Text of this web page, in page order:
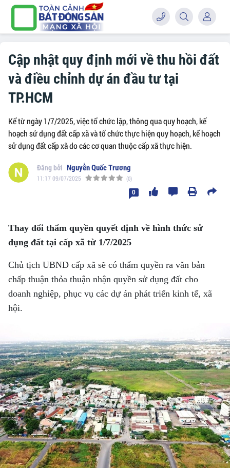
Cập nhật quy định mới về thu hồi đất
và điều chỉnh dự án đầu tư tại
TP.HCM
Kể từ ngày 1/7/2025, việc tổ chức lập, thông qua quy hoạch, kế
hoạch sử dụng đất cấp xã và tổ chức thực hiện quy hoạch, kế hoạch
sử dụng đất cấp xã do các cơ quan thuộc cấp xã thực hiện.
Nguyễn Quốc Trương
11:17 09/07/2025 (0)
0
Thay đổi thẩm quyền quyết định về hình thức sử
dụng đất tại cấp xã từ 1/7/2025
Chủ tịch UBND cấp xã sẽ có thẩm quyền ra văn bản
chấp thuận thỏa thuận nhận quyền sử dụng đất cho
doanh nghiệp, phục vụ các dự án phát triển kinh tế, xã
hội.